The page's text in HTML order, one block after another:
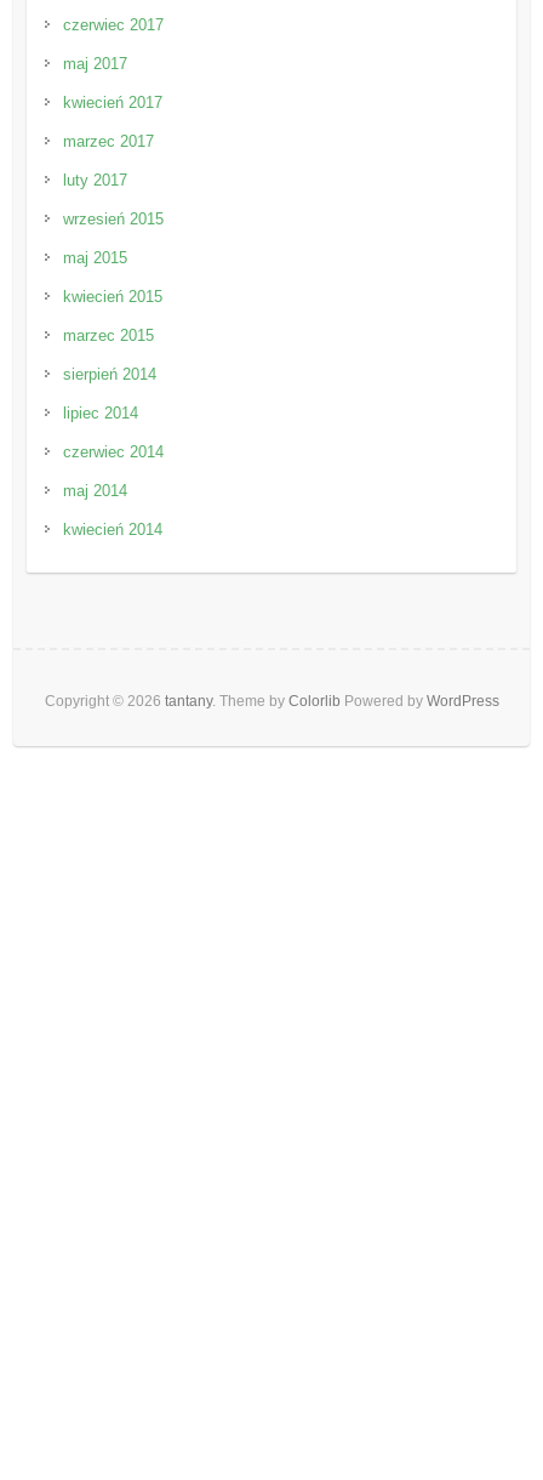
czerwiec 2017
maj 2017
kwiecień 2017
marzec 2017
luty 2017
wrzesień 2015
maj 2015
kwiecień 2015
marzec 2015
sierpień 2014
lipiec 2014
czerwiec 2014
maj 2014
kwiecień 2014
Copyright © 2026 tantany. Theme by Colorlib Powered by WordPress